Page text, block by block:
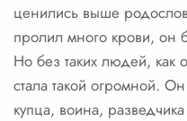
ценились выше
пролил много крови, он
Но без таких людей, как
стала такой огромной.
купца, воина,